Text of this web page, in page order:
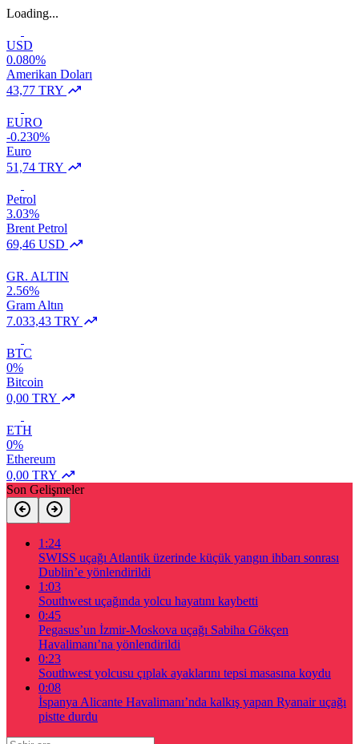
Loading...
USD
0.080%
Amerikan Doları
43,77 TRY
EURO
-0.230%
Euro
51,74 TRY
Petrol
3.03%
Brent Petrol
69,46 USD
GR. ALTIN
2.56%
Gram Altın
7.033,43 TRY
BTC
0%
Bitcoin
0,00 TRY
ETH
0%
Ethereum
0,00 TRY
Son Gelişmeler
1:24
SWISS uçağı Atlantik üzerinde küçük yangın ihbarı sonrası
Dublin’e yönlendirildi
1:03
Southwest uçağında yolcu hayatını kaybetti
0:45
Pegasus’un İzmir-Moskova uçağı Sabiha Gökçen
Havalimanı’na yönlendirildi
0:23
Southwest yolcusu çıplak ayaklarını tepsi masasına koydu
0:08
İspanya Alicante Havalimanı’nda kalkış yapan Ryanair uçağı
pistte durdu